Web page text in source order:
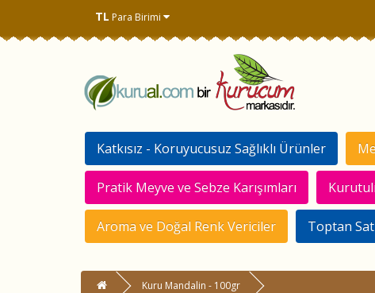
TL Para Birimi
Katkısız - Koruyucusuz Sağlıklı Ürünler
Pratik Meyve ve Sebze Karışımları
Aroma ve Doğal Renk Vericiler Toptan
Kuru Mandalin - 100gr